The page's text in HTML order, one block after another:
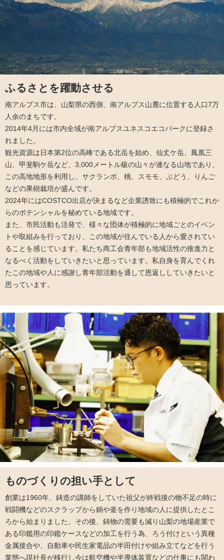
ふるさとを躍動させる
南アルプス市は、山梨県の西側、南アルプス山麓に位置する人口7万
人余のまちです。
2014年4月には市内全域が南アルプスユネスコエコパークに登録さ
れました。
観光資源は日本第2位の高峰である北岳を始め、仙丈ケ岳、鳳凰三
山、甲斐駒ケ岳など、3,000メートル級の山々が連なる山地であり、
この高地地形を利用し、サクランボ、桃、スモモ、ぶどう、りんご
などの果樹栽培が盛んです。
2024年にはCOSTCO出店が決まるなど企業誘致にも積極的でこれか
らのポテンシャルを秘めている地域です。
また、市民活動も活発で、様々な団体が積極的に地域ごとのイベン
トや取組みを行っており、この地域が住んでいる人から愛されてい
ることを感じています。私たち商工会青年部も地域活性の推進力と
なるべく活動をしていきたいと思っています。私自身を育んでくれ
たこの地域や人に感謝し青年部活動を通して恩返ししていきたいと
思っています。
ものづくりの担い手として
創業は1960年、鋳造の講師をしていた祖父が終戦後の物不足の時に
戦闘機などのスクラップから鍋や釜を作り地域の人に提供したとこ
ろから始まりました。その後、鋳物の需要も減り山梨の地場産業で
ある印鑑用の印鑑ケースなどの加工を行う為、ろう付けという異種
金属接合や、自動車や民生家電品の半田付けや組み立てなどを行う
業態へ現社長が移行し今は航空機や半導体装置などの仕事にも関わ